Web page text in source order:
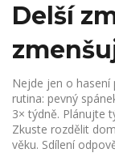
Delší
Nejde jen o
rutina: pevný
3× týdně. Plánujte
Zkuste rozdělit
věku. Sdílení